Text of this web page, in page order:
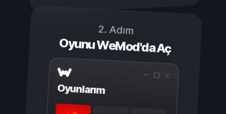
2. Adım
Oyunu WeMod'da Aç
Oyunlarım